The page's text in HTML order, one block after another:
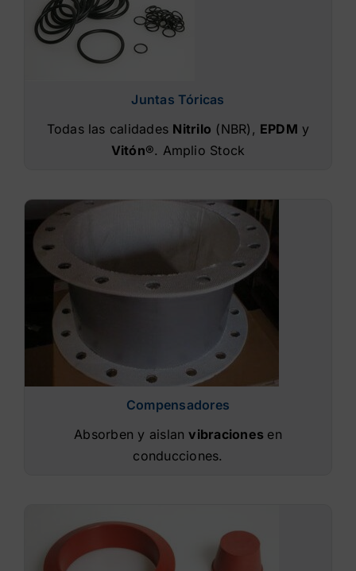
Juntas Tóricas
Todas las calidades Nitrilo (NBR), EPDM y
Vitón®. Amplio Stock
Compensadores
Absorben y aislanvibraciones en
conducciones.